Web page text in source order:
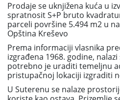
Prodaje se uknjižena kuća u
spratnosit S+P bruto
parceli površine 5.494 m2 u
Opština Kreševo
Prema informaciji vlasnika
izgrađena 1968. godine,
potrebno je uraditi temeljnu
pristupačnoj lokaciji izgraditi
U Suterenu se nalaze